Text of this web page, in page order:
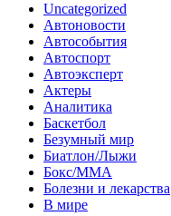
Uncategorized
Автоновости
Автособытия
Автоспорт
Автоэксперт
Актеры
Аналитика
Баскетбол
Безумный мир
Биатлон/Лыжи
Бокс/MMA
Болезни и лекарства
В мире